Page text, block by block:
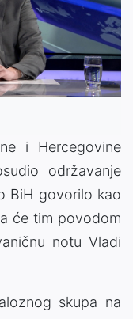
i Hercegovine
održavanje
BiH govorilo kao
će tim povodom
notu Vladi
skupa na